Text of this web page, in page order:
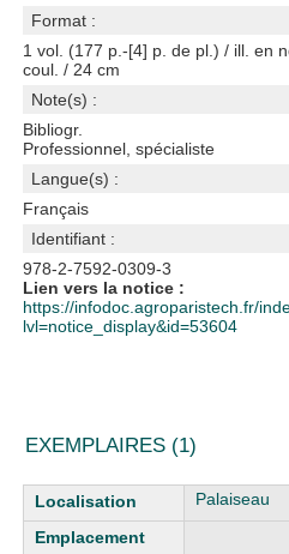
Format :
1 vol. (177 p.-[4] p. de pl.) / ill. en
coul. / 24 cm
Note(s) :
Bibliogr.
Professionnel, spécialiste
Langue(s) :
Français
Identifiant :
978-2-7592-0309-3
Lien vers la notice :
https://infodoc.agroparistech.fr/
lvl=notice_display&id=53604
EXEMPLAIRES (1)
Liste des exemplaires Palaiseau